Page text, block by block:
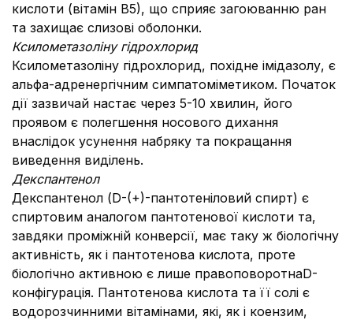
кислоти (вітамін В5), що сприяє загоюванню ран
та захищає слизові оболонки.
Ксилометазоліну гідрохлорид
Ксилометазоліну гідрохлорид, похідне імідазолу, є
альфа-адренергічним симпатоміметиком. Початок
дії зазвичай настає через 5-10 хвилин, його
проявом є полегшення носового дихання
внаслідок усунення набряку та покращання
виведення виділень.
Декспантенол
Декспантенол (D-(+)-пантотеніловий спирт) є
спиртовим аналогом пантотенової кислоти та,
завдяки проміжній конверсії, має таку ж біологічну
активність, як і пантотенова кислота, проте
біологічно активною є лише правоповоротнаD-
конфігурація. Пантотенова кислота та її солі є
водорозчинними вітамінами, які, як і коензим,